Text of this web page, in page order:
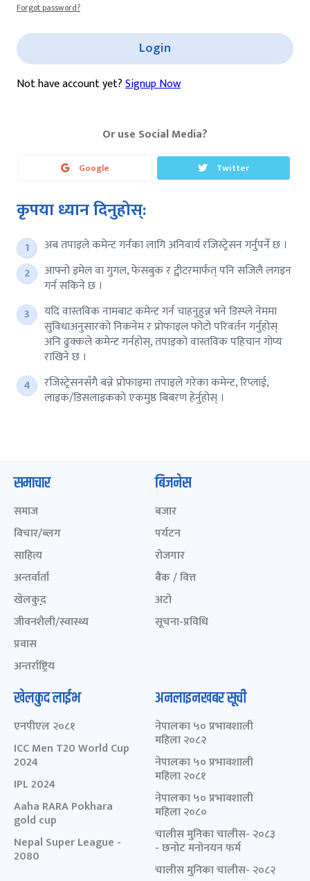
Forgot password?
Login
Not have account yet?Signup Now
Or use Social Media?
Google Twitter
कृपया ध्यान दिनुहोस्:
अब तपाइले कमेन्ट गर्नका लागि अनिवार्य रजिस्ट्रेसन गर्नुपर्ने छ ।
आफ्नो इमेल वा गुगल, फेसबुक र ट्वीटरमार्फत् पनि सजिलै लगइन
गर्न सकिने छ ।
यदि वास्तविक नामबाट कमेन्ट गर्न चाहनुहुन्न भने डिस्प्ले नेममा
सुविधाअनुसारको निकनेम र प्रोफाइल फोटो परिवर्तन गर्नुहोस्
अनि ढुक्कले कमेन्ट गर्नहोस्, तपाइको वास्तविक पहिचान गोप्य
राखिने छ ।
रजिस्ट्रेसनसँगै बन्ने प्रोफाइमा तपाइले गरेका कमेन्ट, रिप्लाई,
लाइक/डिसलाइकको एकमुष्ठ बिबरण हेर्नुहोस् ।
समाचार
समाज
विचार/ब्लग
साहित्य
अन्तर्वार्ता
खेलकुद़़
जीवनशैली/स्वास्थ्य
प्रवास
अन्तर्राष्ट्रिय
बिजनेस
बजार
पर्यटन
रोजगार
बैंक / वित्त
अटो
सूचना-प्रविधि
खेलकुद लाईभ
एनपीएल २०८१
ICC Men T20 World Cup
2024
IPL 2024
Aaha RARA Pokhara
gold cup
Nepal Super League -
2080
अनलाइनखबर सूची
नेपालका ५० प्रभावशाली
महिला २०८२
नेपालका ५० प्रभावशाली
महिला २०८१
नेपालका ५० प्रभावशाली
महिला २०८०
चालीस मुनिका चालीस- २०८३
- छनोट मनोनयन फर्म
चालीस मुनिका चालीस- २०८२